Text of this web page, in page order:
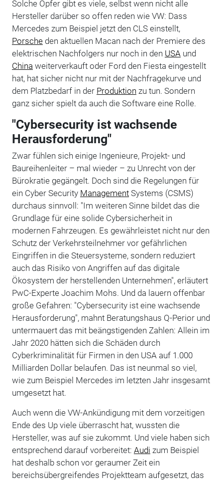
Solche Opfer gibt es viele, selbst wenn nicht alle
Hersteller darüber so offen reden wie VW: Dass
Mercedes zum Beispiel jetzt den CLS einstellt,
Porscheden aktuellen Macan nach der Premiere des
elektrischen Nachfolgers nur noch in den USAund
China weiterverkauft oder Ford den Fiesta eingestellt
hat, hat sicher nicht nur mit der Nachfragekurve und
dem Platzbedarf in der Produktion zu tun. Sondern
ganz sicher spielt da auch die Software eine Rolle.
"Cybersecurity ist wachsende
Herausforderung"
Zwar fühlen sich einige Ingenieure, Projekt- und
Baureihenleiter – mal wieder – zu Unrecht von der
Bürokratie gegängelt. Doch sind die Regelungen für
ein Cyber Security ManagementSystems (CSMS)
durchaus sinnvoll: "Im weiteren Sinne bildet das die
Grundlage für eine solide Cybersicherheit in
modernen Fahrzeugen. Es gewährleistet nicht nur den
Schutz der Verkehrsteilnehmer vor gefährlichen
Eingriffen in die Steuersysteme, sondern reduziert
auch das Risiko von Angriffen auf das digitale
Ökosystem der herstellenden Unternehmen", erläutert
PwC-Experte Joachim Mohs. Und da lauern offenbar
große Gefahren: "Cybersecurity ist eine wachsende
Herausforderung", mahnt Beratungshaus Q-Perior und
untermauert das mit beängstigenden Zahlen: Allein im
Jahr 2020 hätten sich die Schäden durch
Cyberkriminalität für Firmen in den USA auf 1.000
Milliarden Dollar belaufen. Das ist neunmal so viel,
wie zum Beispiel Mercedes im letzten Jahr insgesamt
umgesetzt hat.
Auch wenn die VW-Ankündigung mit dem vorzeitigen
Ende des Up viele überrascht hat, wussten die
Hersteller, was auf sie zukommt. Und viele haben sich
entsprechend darauf vorbereitet: Audi zum Beispiel
hat deshalb schon vor geraumer Zeit ein
bereichsübergreifendes Projektteam aufgesetzt, das